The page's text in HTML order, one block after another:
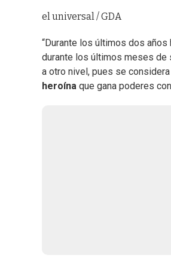
el universal / GDA
“Durante los últimos dos años
durante los últimos meses de
a otro nivel, pues se
heroína que gana poderes